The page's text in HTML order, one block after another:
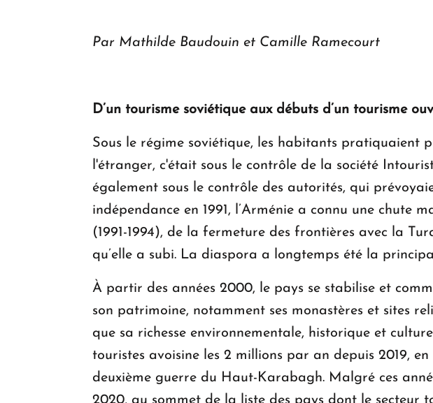
Par Mathilde Baudouin et Camille Ramecourt
D’un tourisme soviétique aux débuts d’un tourisme
Sous le régime soviétique, les habitants pratiquaient
l'étranger, c'était sous le contrôle de la société
également sous le contrôle des autorités, qui
indépendance en 1991, l’Arménie a connu une chute
(1991-1994), de la fermeture des frontières avec la
qu’elle a subi. La diaspora a longtemps été la
À partir des années 2000, le pays se stabilise et
son patrimoine, notamment ses monastères et sites
que sa richesse environnementale, historique et
touristes avoisine les 2 millions par an depuis 2019,
deuxième guerre du Haut-Karabagh. Malgré ces